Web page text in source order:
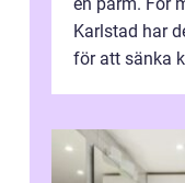
Karlstad har
för att sänka